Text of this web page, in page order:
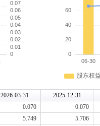
2026-03-31
2025-12-31
0.070
0.070
5.749
5.706